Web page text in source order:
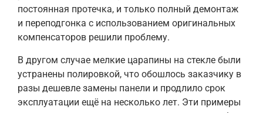
постоянная протечка, и только полный демонтаж
и переподгонка с использованием оригинальных
компенсаторов решили проблему.
В другом случае мелкие царапины на стекле были
устранены полировкой, что обошлось заказчику в
разы дешевле замены панели и продлило срок
эксплуатации ещё на несколько лет. Эти примеры